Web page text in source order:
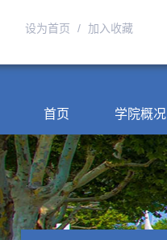
设为首页 / 加入收藏
首页 学院概况